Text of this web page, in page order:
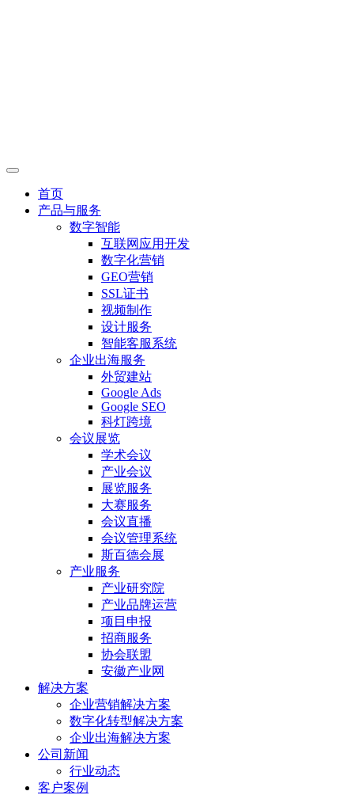
首页
产品与服务
数字智能
互联网应用开发
数字化营销
GEO营销
SSL证书
视频制作
设计服务
智能客服系统
企业出海服务
外贸建站
Google Ads
Google SEO
科灯跨境
会议展览
学术会议
产业会议
展览服务
大赛服务
会议直播
会议管理系统
斯百德会展
产业服务
产业研究院
产业品牌运营
项目申报
招商服务
协会联盟
安徽产业网
解决方案
企业营销解决方案
数字化转型解决方案
企业出海解决方案
公司新闻
行业动态
客户案例